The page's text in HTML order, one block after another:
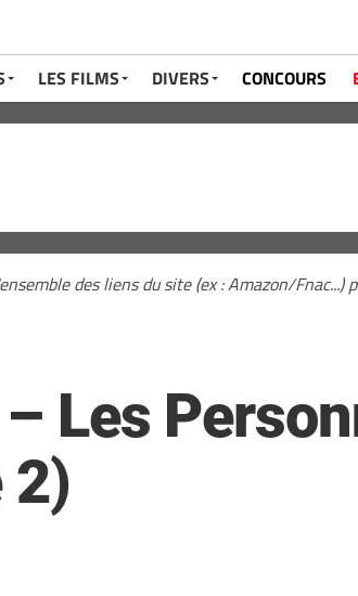
LES FILMS DIVERS CONCOURS
des liens du site (ex : Amazon/
– Les
2)